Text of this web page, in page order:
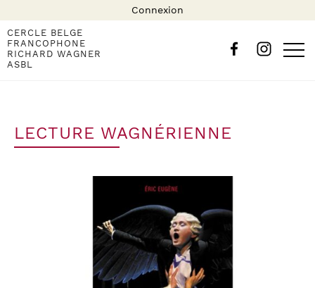
Connexion
CERCLE BELGE
FRANCOPHONE
RICHARD WAGNER
ASBL
LECTURE WAGNÉRIENNE